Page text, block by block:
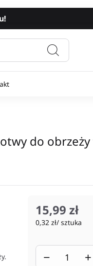
do
15,99 zł
0,32 zł/ sztuka
− +